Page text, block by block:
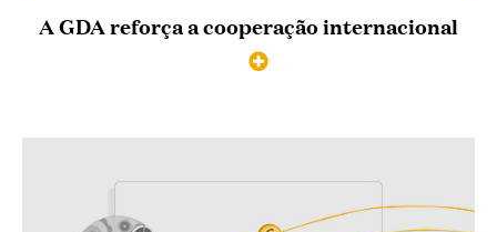
A GDA reforça a cooperação internacional